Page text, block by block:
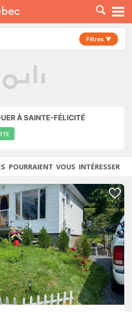
Filtres ▼
À SAINTE-FÉLICITÉ
POURRAIENT VOUS INTÉRESSER